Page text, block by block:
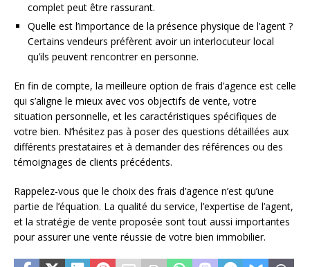
complet peut être rassurant.
Quelle est l’importance de la présence physique de l’agent ?
Certains vendeurs préfèrent avoir un interlocuteur local
qu’ils peuvent rencontrer en personne.
En fin de compte, la meilleure option de frais d’agence est celle
qui s’aligne le mieux avec vos objectifs de vente, votre
situation personnelle, et les caractéristiques spécifiques de
votre bien. N’hésitez pas à poser des questions détaillées aux
différents prestataires et à demander des références ou des
témoignages de clients précédents.
Rappelez-vous que le choix des frais d’agence n’est qu’une
partie de l’équation. La qualité du service, l’expertise de l’agent,
et la stratégie de vente proposée sont tout aussi importantes
pour assurer une vente réussie de votre bien immobilier.